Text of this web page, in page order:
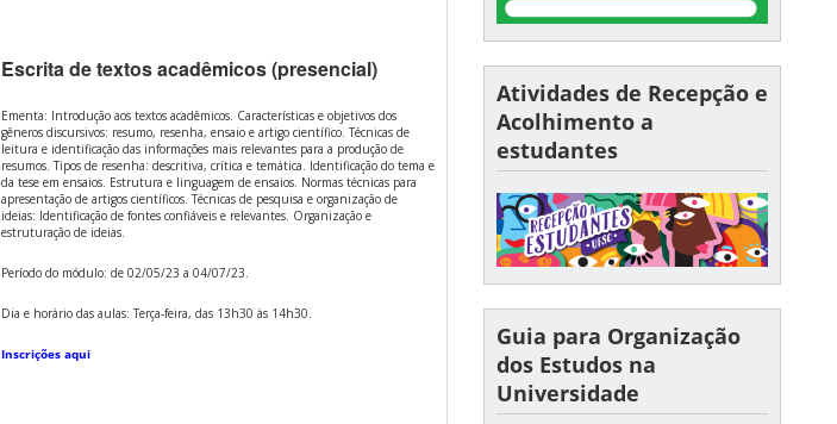
Escrita de textos acadêmicos (presencial)
Ementa: Introdução aos textos acadêmicos. Características e objetivos dos
gêneros discursivos: resumo, resenha, ensaio e artigo científico. Técnicas de
leitura e identificação das informações mais relevantes para a produção de
resumos. Tipos de resenha: descritiva, crítica e temática. Identificação do tema e
da tese em ensaios. Estrutura e linguagem de ensaios. Normas técnicas para
apresentação de artigos científicos. Técnicas de pesquisa e organização de
ideias: Identificação de fontes confiáveis e relevantes. Organização e
estruturação de ideias.
Período do módulo: de 02/05/23 a 04/07/23.
Dia e horário das aulas: Terça-feira, das 13h30 às 14h30.
Inscrições aqui
Atividades de Recepção e
Acolhimento a
estudantes
Guia para Organização
dos Estudos na
Universidade